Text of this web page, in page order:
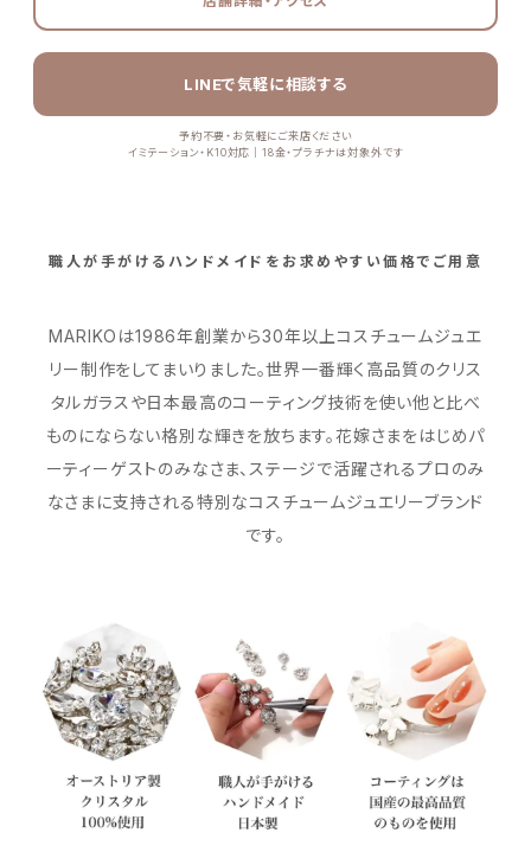
LINEで気軽に相談する
予約不要・お気軽にご来店ください
イミテーション・K10対応｜18金・プラチナは対象外です
職人が手がけるハンドメイドをお求めやすい価格でご用意
MARIKOは1986年創業から30年以上コスチュームジュエ
リー制作をしてまいりました。世界一番輝く高品質のクリス
タルガラスや日本最高のコーティング技術を使い他と比べ
ものにならない格別な輝きを放ちます。花嫁さまをはじめパ
ーティーゲストのみなさま、ステージで活躍されるプロのみ
なさまに支持される特別なコスチュームジュエリーブランド
です。